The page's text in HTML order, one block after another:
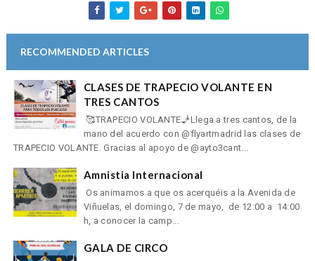
RECOMMENDED ARTICLES
CLASES DE TRAPECIO VOLANTE EN
TRES CANTOS
🥰TRAPECIO VOLANTE🧞Llega a tres cantos, de la
mano del acuerdo con @flyartmadrid las clases de
TRAPECIO VOLANTE. Gracias al apoyo de @ayto3cant...
Amnistia Internacional
Os animamos a que os acerquéis a la Avenida de
Viñuelas, el domingo, 7 de mayo, de 12:00 a 14:00
h, a conocer la camp...
GALA DE CIRCO